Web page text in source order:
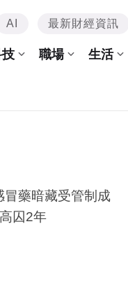
AI 最新財經資訊
職場 生活
冒藥暗藏受管制成
囚2年